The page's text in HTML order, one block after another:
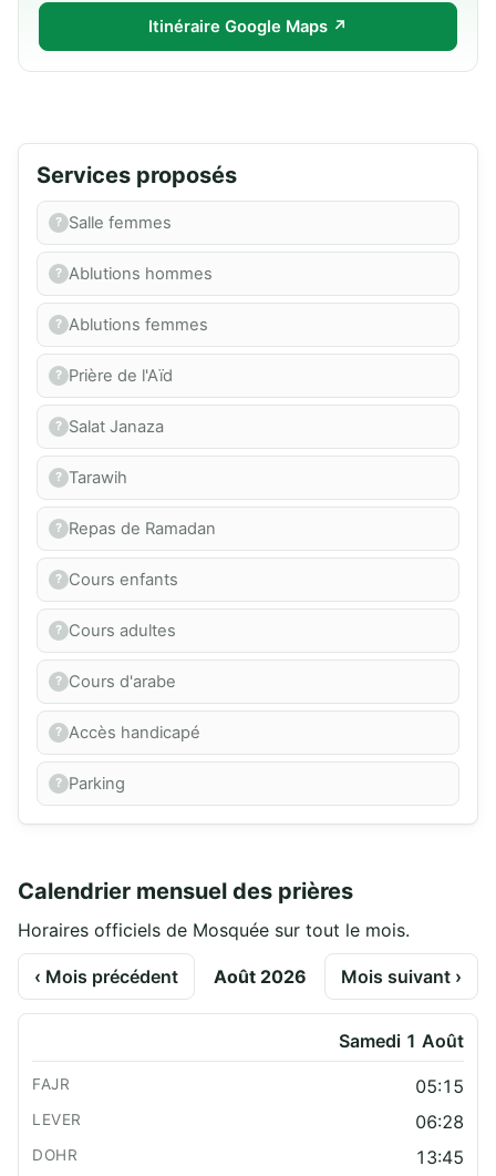
Itinéraire Google Maps ↗
Services proposés
Salle femmes
Ablutions hommes
Ablutions femmes
Prière de l'Aïd
Salat Janaza
Tarawih
Repas de Ramadan
Cours enfants
Cours adultes
Cours d'arabe
Accès handicapé
Parking
Calendrier mensuel des prières
Horaires officiels de Mosquée sur tout le mois.
‹ Mois précédent Août 2026 Mois suivant ›
Samedi 1 Août
05:15
06:28
13:45